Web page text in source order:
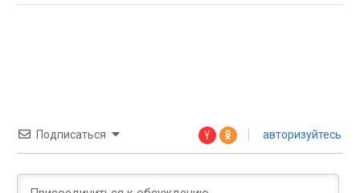
Подписаться авторизуйтесь